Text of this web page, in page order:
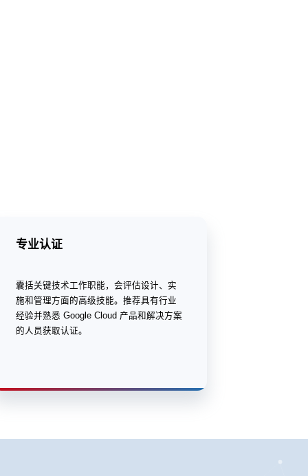
专业认证
囊括关键技术工作职能，会评估设计、实
施和管理方面的高级技能。推荐具有行业
经验并熟悉 Google Cloud 产品和解决方案
的人员获取认证。